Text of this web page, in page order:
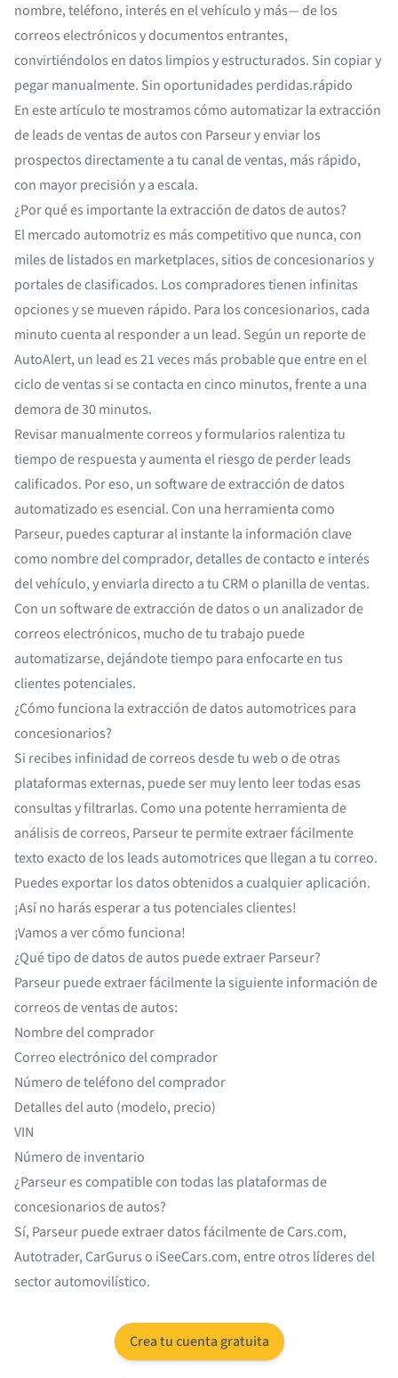
nombre, teléfono, interés en el vehículo y más— de los
correos electrónicos y documentos entrantes,
convirtiéndolos en datos limpios y estructurados. Sin copiar y
pegar manualmente. Sin oportunidades perdidas.rápido
En este artículo te mostramos cómo automatizar la extracción
de leads de ventas de autos con Parseur y enviar los
prospectos directamente a tu canal de ventas, más rápido,
con mayor precisión y a escala.
¿Por qué es importante la extracción de datos de autos?
El mercado automotriz es más competitivo que nunca, con
miles de listados en marketplaces, sitios de concesionarios y
portales de clasificados. Los compradores tienen infinitas
opciones y se mueven rápido. Para los concesionarios, cada
minuto cuenta al responder a un lead. Según un reporte de
AutoAlert, un lead es21 veces más probableque entre en el
ciclo de ventas si se contacta en cinco minutos, frente a una
demora de 30 minutos.
Revisar manualmente correos y formularios ralentiza tu
tiempo de respuesta y aumenta el riesgo de perder leads
calificados. Por eso, un software de extracción de datos
automatizadoes esencial. Con una herramienta como
Parseur, puedes capturar al instante la información clave
como nombre del comprador, detalles de contacto e interés
del vehículo, y enviarla directo a tu CRM o planilla de ventas.
Con un software de extracción de datoso un analizador de
correos electrónicos, mucho de tu trabajo puede
automatizarse, dejándote tiempo para enfocarte en tus
clientes potenciales.
¿Cómo funciona la extracción de datos automotrices para
concesionarios?
Si recibes infinidad de correos desde tu web o de otras
plataformas externas, puede ser muy lento leer todas esas
consultas y filtrarlas. Como una potente herramienta de
análisis de correos, Parseurte permite extraer fácilmente
texto exacto de los leads automotrices que llegan a tu correo.
Puedes exportar los datos obtenidos a cualquier aplicación.
¡Así no harás esperar a tus potenciales clientes!
¡Vamos a ver cómo funciona!
¿Qué tipo de datos de autos puede extraer Parseur?
Parseur puede extraer fácilmente la siguiente información de
correos de ventas de autos:
Nombre del comprador
Correo electrónico del comprador
Número de teléfono del comprador
Detalles del auto (modelo, precio)
VIN
Número de inventario
¿Parseur es compatible con todas las plataformas de
concesionarios de autos?
Sí, Parseur puede extraer datos fácilmente de Cars.com,
Autotrader, CarGurus o iSeeCars.com, entre otros líderes del
sector automovilístico.
Crea tu cuenta gratuita